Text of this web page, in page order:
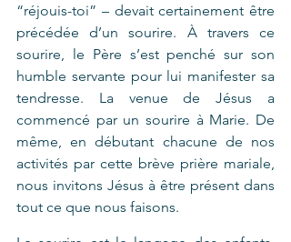
“réjouis-toi” – devait certainement être
précédée d’un sourire. À travers ce
sourire, le Père s’est penché sur son
humble servante pour lui manifester sa
tendresse. La venue de Jésus a
commencé par un sourire à Marie. De
même, en débutant chacune de nos
activités par cette brève prière mariale,
nous invitons Jésus à être présent dans
tout ce que nous faisons.